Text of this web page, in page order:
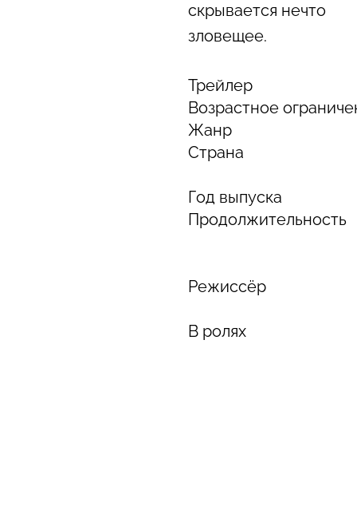
скрывается нечто
зловещее.
Трейлер
Возрастное
Жанр
Страна
Год выпуска
Продолжительность
Режиссёр
В ролях